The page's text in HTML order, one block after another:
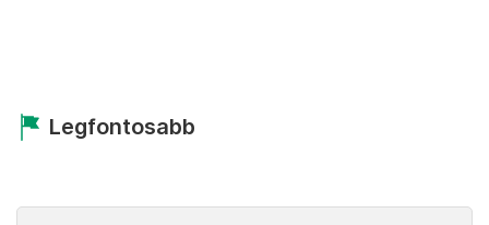
Legfontosabb